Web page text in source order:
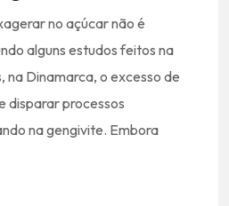
no açúcar não é
alguns estudos feitos na
na Dinamarca, o excesso de
disparar processos
na gengivite. Embora